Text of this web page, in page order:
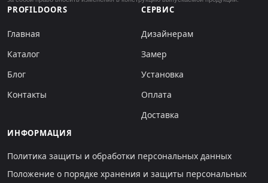
PROFILDOORS
Главная
Каталог
Блог
Контакты
СЕРВИС
Дизайнерам
Замер
Установка
Оплата
Доставка
ИНФОРМАЦИЯ
Политика защиты и обработки персональных данных
Положение о порядке хранения и защиты персональных